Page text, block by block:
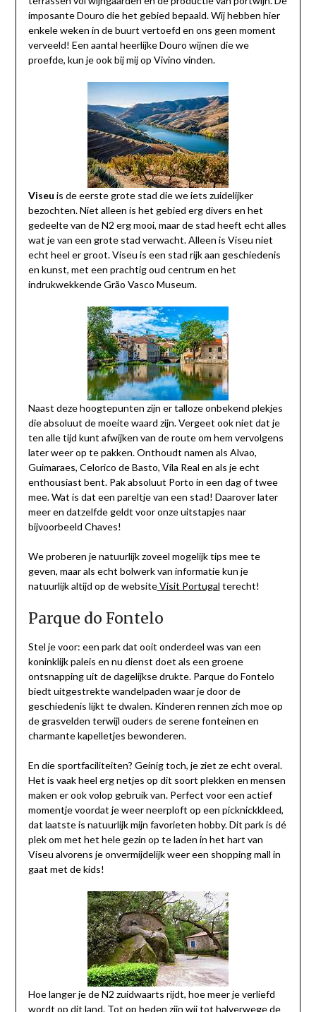
imposante Douro die het gebied bepaald. Wij hebben hier
enkele weken in de buurt vertoefd en ons geen moment
verveeld! Een aantal heerlijke Douro wijnen die we
proefde, kun je ook bij mij op Vivino vinden.
Viseu is de eerste grote stad die we iets zuidelijker
bezochten. Niet alleen is het gebied erg divers en het
gedeelte van de N2 erg mooi, maar de stad heeft echt alles
wat je van een grote stad verwacht. Alleen is Viseu niet
echt heel er groot. Viseu is een stad rijk aan geschiedenis
en kunst, met een prachtig oud centrum en het
indrukwekkende Grão Vasco Museum.
Naast deze hoogtepunten zijn er talloze onbekend plekjes
die absoluut de moeite waard zijn. Vergeet ook niet dat je
ten alle tijd kunt afwijken van de route om hem vervolgens
later weer op te pakken. Onthoudt namen als Alvao,
Guimaraes, Celorico de Basto, Vila Real en als je echt
enthousiast bent. Pak absoluut Porto in een dag of twee
mee. Wat is dat een pareltje van een stad! Daarover later
meer en datzelfde geldt voor onze uitstapjes naar
bijvoorbeeld Chaves!
We proberen je natuurlijk zoveel mogelijk tips mee te
geven, maar als echt bolwerk van informatie kun je
natuurlijk altijd op de websiteVisit Portugal terecht!
Parque do Fontelo
Stel je voor: een park dat ooit onderdeel was van een
koninklijk paleis en nu dienst doet als een groene
ontsnapping uit de dagelijkse drukte. Parque do Fontelo
biedt uitgestrekte wandelpaden waar je door de
geschiedenis lijkt te dwalen. Kinderen rennen zich moe op
de grasvelden terwijl ouders de serene fonteinen en
charmante kapelletjes bewonderen.
En die sportfaciliteiten? Geinig toch, je ziet ze echt overal.
Het is vaak heel erg netjes op dit soort plekken en mensen
maken er ook volop gebruik van. Perfect voor een actief
momentje voordat je weer neerploft op een picknickkleed,
dat laatste is natuurlijk mijn favorieten hobby. Dit park is dé
plek om met het hele gezin op te laden in het hart van
Viseu alvorens je onvermijdelijk weer een shopping mall in
gaat met de kids!
Hoe langer je de N2 zuidwaarts rijdt, hoe meer je verliefd
wordt op dit land. Tot op heden zijn wij tot halverwege de